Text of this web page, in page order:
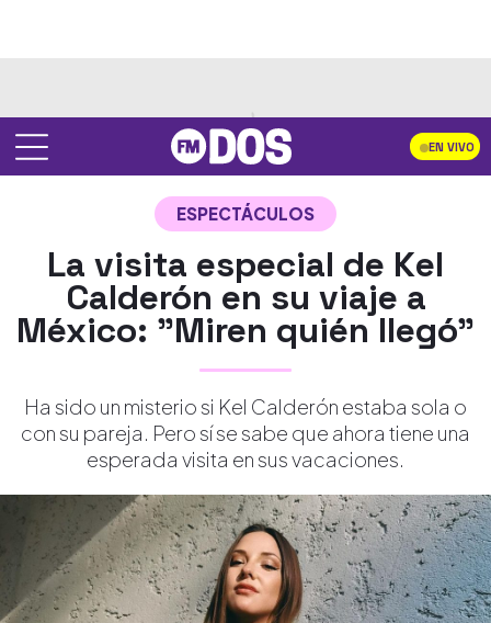
EN VIVO
ESPECTÁCULOS
La visita especial de Kel
Calderón en su viaje a
México: "Miren quién llegó"
Ha sido un misterio si Kel Calderón estaba sola o
con su pareja. Pero sí se sabe que ahora tiene una
esperada visita en sus vacaciones.